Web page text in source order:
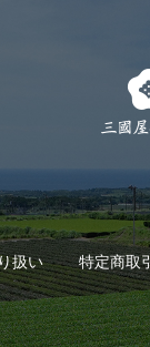
扱い 特定商取